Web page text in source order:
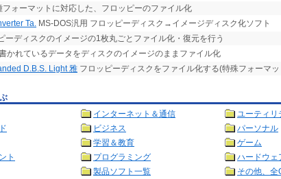
フォーマットに対応した、フロッピーのファイル化
Ta. MS-DOS汎用 フロッピーディスク→イメージディスク化ソフト
ーディスクのイメージの1枚丸ごとファイル化・復元を行う
かれているデータをディスクのイメージのままファイル化
D.B.S. Light 雅 フロッピーディスクをファイル化する(特殊フォーマ
インターネット＆通信
ユーティリ
ビジネス
パーソナル
学習＆教育
ゲーム
ト
プログラミング
ハードウェ
製品ソフト一覧 その他、全